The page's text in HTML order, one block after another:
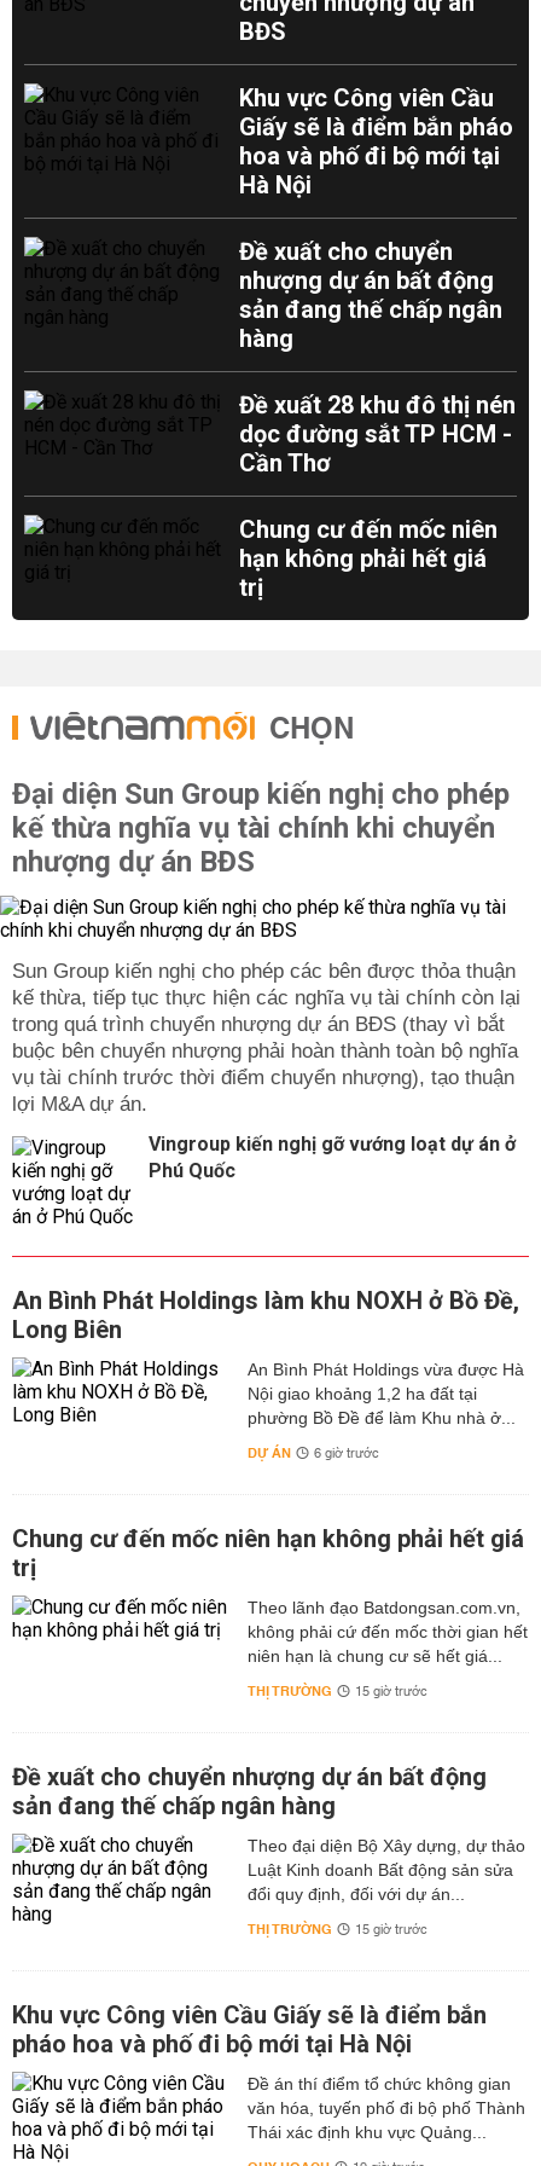
BĐS
Khu vực Công viên Cầu
Giấy sẽ là điểm bắn pháo
hoa và phố đi bộ mới tại
Hà Nội
Đề xuất cho chuyển
nhượng dự án bất động
sản đang thế chấp ngân
hàng
Đề xuất 28 khu đô thị nén
dọc đường sắt TP HCM -
Cần Thơ
Chung cư đến mốc niên
hạn không phải hết giá
trị
CHỌN
Đại diện Sun Group kiến nghị cho phép
kế thừa nghĩa vụ tài chính khi chuyển
nhượng dự án BĐS
Sun Group kiến nghị cho phép các bên được thỏa thuận
kế thừa, tiếp tục thực hiện các nghĩa vụ tài chính còn lại
trong quá trình chuyển nhượng dự án BĐS (thay vì bắt
buộc bên chuyển nhượng phải hoàn thành toàn bộ nghĩa
vụ tài chính trước thời điểm chuyển nhượng), tạo thuận
lợi M&A dự án.
Vingroup kiến nghị gỡ vướng loạt dự án ở
Phú Quốc
An Bình Phát Holdings làm khu NOXH ở Bồ Đề,
Long Biên
An Bình Phát Holdings vừa được Hà
Nội giao khoảng 1,2 ha đất tại
phường Bồ Đề để làm Khu nhà ở...
DỰ ÁN 6 giờ trước
Chung cư đến mốc niên hạn không phải hết giá
trị
Theo lãnh đạo Batdongsan.com.vn,
không phải cứ đến mốc thời gian hết
niên hạn là chung cư sẽ hết giá...
THỊ TRƯỜNG 15 giờ trước
Đề xuất cho chuyển nhượng dự án bất động
sản đang thế chấp ngân hàng
Theo đại diện Bộ Xây dựng, dự thảo
Luật Kinh doanh Bất động sản sửa
đổi quy định, đối với dự án...
THỊ TRƯỜNG 15 giờ trước
Khu vực Công viên Cầu Giấy sẽ là điểm bắn
pháo hoa và phố đi bộ mới tại Hà Nội
Đề án thí điểm tổ chức không gian
văn hóa, tuyến phố đi bộ phố Thành
Thái xác định khu vực Quảng...